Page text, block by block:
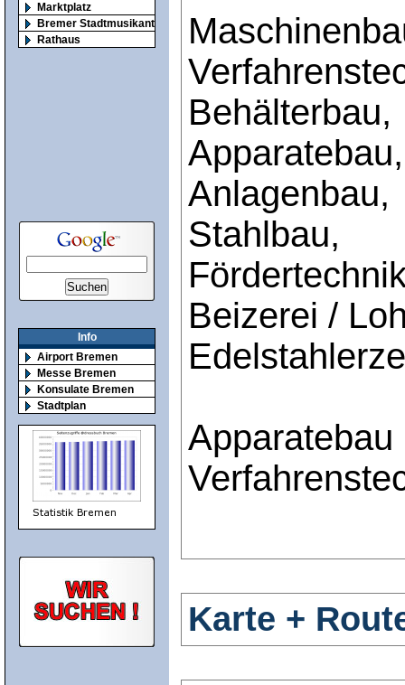
Marktplatz
Bremer Stadtmusikanten
Rathaus
Info
Airport Bremen
Messe Bremen
Konsulate Bremen
Stadtplan
Behälterbau,
Apparatebau,
Anlagenbau,
Stahlbau,
Beizerei /
Karte +